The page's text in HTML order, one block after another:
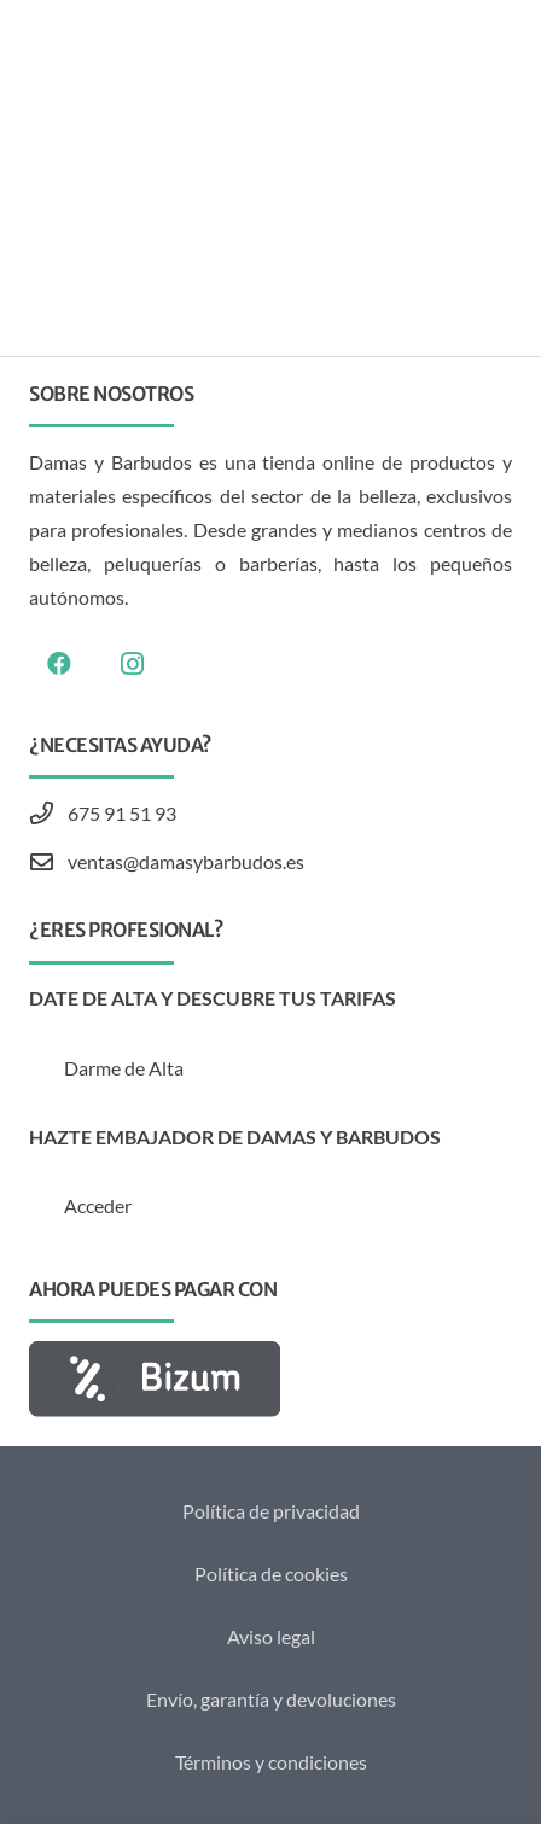
SOBRE NOSOTROS
Damas y Barbudos es una tienda online de productos y
materiales específicos del sector de la belleza, exclusivos
para profesionales. Desde grandes y medianos centros de
belleza, peluquerías o barberías, hasta los pequeños
autónomos.
¿NECESITAS AYUDA?
675 91 51 93
ventas@damasybarbudos.es
¿ERES PROFESIONAL?
DATE DE ALTA Y DESCUBRE TUS TARIFAS
Darme de Alta
HAZTE EMBAJADOR DE DAMAS Y BARBUDOS
Acceder
AHORA PUEDES PAGAR CON
Política de privacidad
Política de cookies
Aviso legal
Envío, garantía y devoluciones
Términos y condiciones